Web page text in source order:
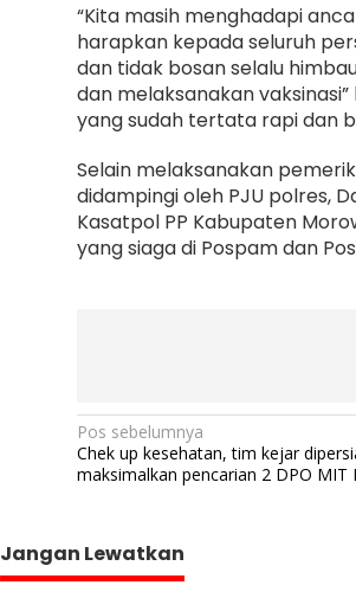
“Kita masih menghadapi
harapkan kepada seluruh
dan tidak bosan selalu
dan melaksanakan
yang sudah tertata rapi dan
Selain melaksanakan
didampingi oleh PJU polres,
Kasatpol PP Kabupaten
yang siaga di Pospam dan
N
a
g
Pos sebelumnya
Chek up kesehatan, tim kejar
maksimalkan pencarian 2 DPO MIT
Jangan Lewatkan